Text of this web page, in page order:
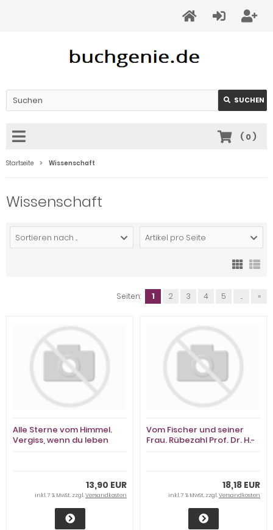
SUCHEN
( 0)
Startseite Wissenschaft
Wissenschaft
Sortieren nach ... Artikel pro Seite
Seiten: 1 2 3 4 5 ... »
Alle Sterne vom Himmel.
Vergiss, wenn du leben
13,90 EUR
inkl. 7 % MwSt. zzgl.Versandkosten
Vom Fischer und seiner
Frau. Rübezahl Prof. Dr. H.-
18,18 EUR
inkl. 7 % MwSt. zzgl.Versandkosten